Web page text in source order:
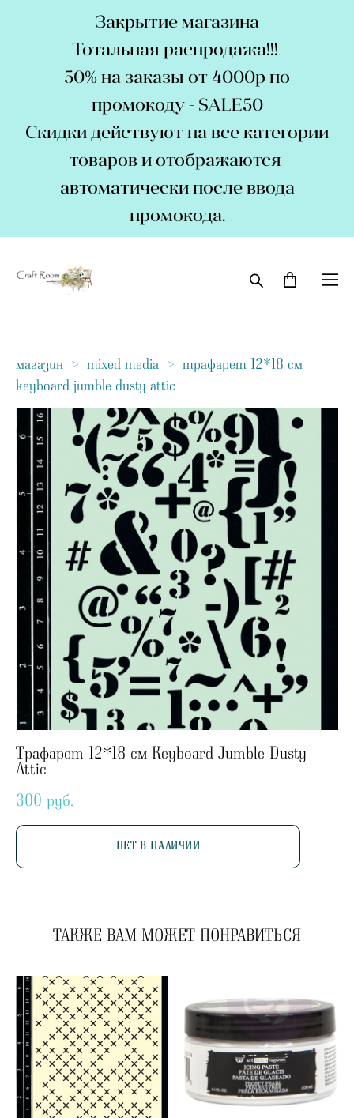
Закрытие магазина
Тотальная распродажа!!!
50% на заказы от 4000р по
промокоду - SALE50
Скидки действуют на все категории
товаров и отображаются
автоматически после ввода
промокода.
магазин > mixed media > трафарет 12*18 см
keyboard jumble dusty attic
Трафарет 12*18 см Keyboard Jumble Dusty
Attic
300 pуб.
НЕТ В НАЛИЧИИ
ТАКЖЕ ВАМ МОЖЕТ ПОНРАВИТЬСЯ